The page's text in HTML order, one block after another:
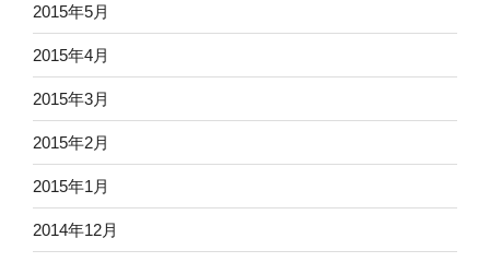
2015年5月
2015年4月
2015年3月
2015年2月
2015年1月
2014年12月